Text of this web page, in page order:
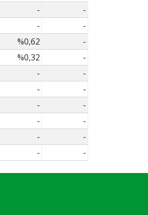
-
-
-
-
%0,62
-
%0,32
-
-
-
-
-
-
-
-
-
-
-
- -